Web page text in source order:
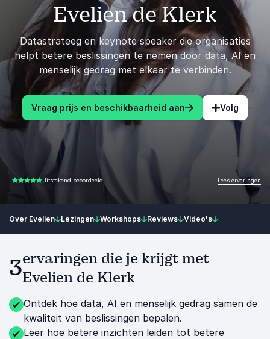
Evelien de Klerk
Datastrateeg en keynote speaker die organisaties
helpt betere beslissingen te nemen door data, AI en
menselijk gedrag met elkaar te verbinden.
Vraag prijs en beschikbaarheid aan Volg
5.00 van 5 Uitstekend beoordeeld Lees ervaringen
Over Evelien Lezingen Workshops Reviews Video's
3ervaringen die je krijgt met
Evelien de Klerk
Ontdek hoe data, AI en menselijk gedrag samen de
kwaliteit van beslissingen bepalen.
Leer hoe betere inzichten leiden tot betere